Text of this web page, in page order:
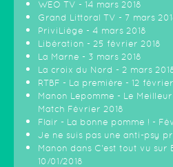
WEO TV - 14 mars 2018
Grand Littoral TV - 7 mars
PriviLiège - 4 mars 2018
Libération - 25 février 2018
La Marne - 3 mars 2018
La croix du Nord - 2 mars
RTBF - La première - 12
Manon Lepomme - Le
Match Février 2018
Flair - La bonne pomme ! -
Je ne suis pas une anti-psy
Manon dans C'est tout vu sur
10/01/2018